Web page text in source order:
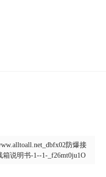
防爆接
箱说明书-1--1-_f26mt0ju1O